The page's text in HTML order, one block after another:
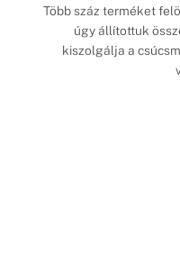
Több száz terméket
úgy állítottuk
kiszolgálja a